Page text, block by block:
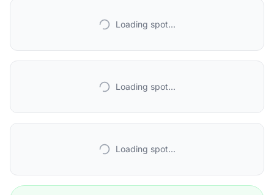
Loading spot...
Loading spot...
Loading spot...